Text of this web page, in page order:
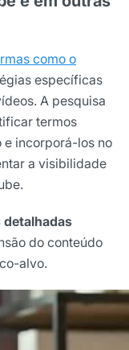
como o
específicas
A pesquisa
termos
e incorporá-los no
a visibilidade
do conteúdo
alvo.
as nossas